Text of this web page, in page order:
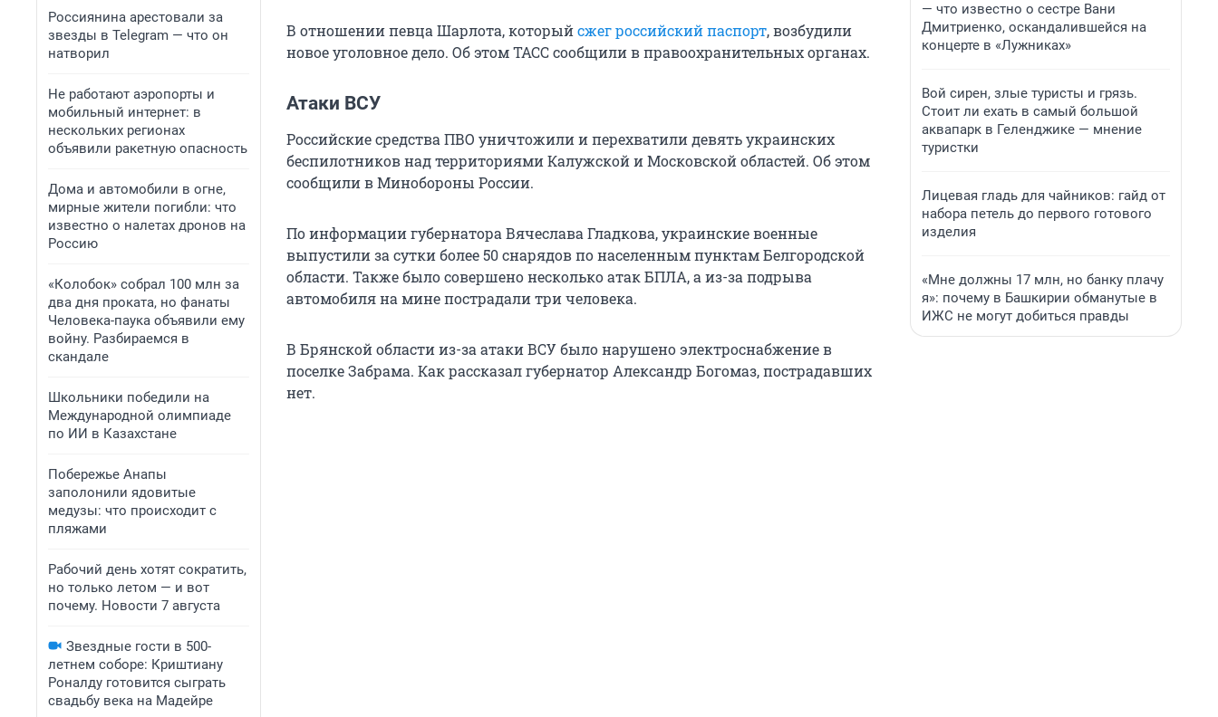
Россиянина арестовали за
звезды в Telegram — что он
натворил
Не работают аэропорты и
мобильный интернет: в
нескольких регионах
объявили ракетную опасность
Дома и автомобили в огне,
мирные жители погибли: что
известно о налетах дронов на
Россию
«Колобок» собрал 100 млн за
два дня проката, но фанаты
Человека-паука объявили ему
войну. Разбираемся в
скандале
Школьники победили на
Международной олимпиаде
по ИИ в Казахстане
Побережье Анапы
заполонили ядовитые
медузы: что происходит с
пляжами
Рабочий день хотят сократить,
но только летом — и вот
почему. Новости 7 августа
Звездные гости в 500-
летнем соборе: Криштиану
Роналду готовится сыграть
свадьбу века на Мадейре
В отношении певца Шарлота, которыйсжег российский паспорт, возбудили
новое уголовное дело. Об этом ТАСС сообщили в правоохранительных органах.
Атаки ВСУ
Российские средства ПВО уничтожили и перехватили девять украинских
беспилотников над территориями Калужской и Московской областей. Об этом
сообщили в Минобороны России.
По информации губернатора Вячеслава Гладкова, украинские военные
выпустили за сутки более 50 снарядов по населенным пунктам Белгородской
области. Также было совершено несколько атак БПЛА, а из-за подрыва
автомобиля на мине пострадали три человека.
В Брянской области из-за атаки ВСУ было нарушено электроснабжение в
поселке Забрама. Как рассказал губернатор Александр Богомаз, пострадавших
нет.
— что известно о сестре Вани
Дмитриенко, оскандалившейся на
концерте в «Лужниках»
Вой сирен, злые туристы и грязь.
Стоит ли ехать в самый большой
аквапарк в Геленджике — мнение
туристки
Лицевая гладь для чайников: гайд от
набора петель до первого готового
изделия
«Мне должны 17 млн, но банку плачу
я»: почему в Башкирии обманутые в
ИЖС не могут добиться правды